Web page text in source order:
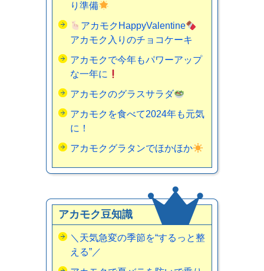
り準備
アカモクHappyValentine
アカモク入りのチョコケーキ
アカモクで今年もパワーアップ
な一年に
アカモクのグラスサラダ
アカモクを食べて2024年も元気
に！
アカモクグラタンでほかほか
アカモク豆知識
＼天気急変の季節を“するっと整
える”／